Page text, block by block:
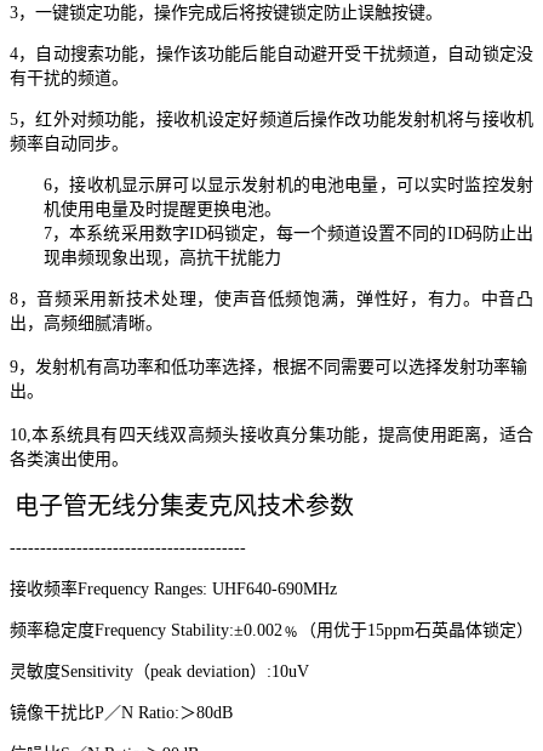
3，一键锁定功能，操作完成后将按键锁定防止误触按键。
4，自动搜索功能，操作该功能后能自动避开受干扰频道，自动锁定没
有干扰的频道。
5，红外对频功能，接收机设定好频道后操作改功能发射机将与接收机
频率自动同步。
6，接收机显示屏可以显示发射机的电池电量，可以实时监控发射
机使用电量及时提醒更换电池。
7，本系统采用数字ID码锁定，每一个频道设置不同的ID码防止出
现串频现象出现，高抗干扰能力
8 ，音频采用新技术处理，使声音低频饱满，弹性好，有力。中音凸
出，高频细腻清晰。
9， 发射机有高功率和低功率选择，根据不同需要可以选择发射功率输
出。
10,本系统具有四天线双高频头接收真分集功能，提高使用距离，适合
各类演出使用。
电子管无线分集麦克风技术参数
---------------------------------------
接收频率Frequency Ranges: UHF640-690MHz
频率稳定度Frequency Stability:±0.002﹪（用优于15ppm石英晶体锁定）
灵敏度Sensitivity（peak deviation）:10uV
镜像干扰比P／N Ratio:＞80dB